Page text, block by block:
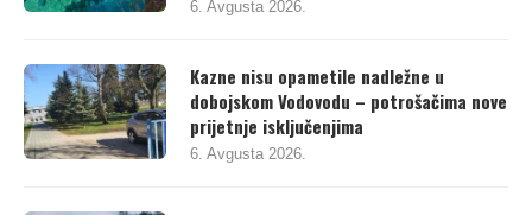
6. Avgusta 2026.
Kazne nisu opametile nadležne u
dobojskom Vodovodu – potrošačima nove
prijetnje isključenjima
6. Avgusta 2026.